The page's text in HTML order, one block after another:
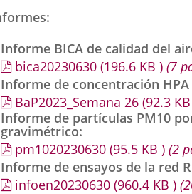
Informe BICA de calidad del
bica20230630 (196.6 KB ) (7
Informe de concentración HPA
BaP2023_Semana 26 (92.3 KB
Informe de partículas PM10
gravimétrico
pm1020230630 (95.5 KB ) (2
Informe de ensayos de la red
infoen20230630 (960.4 KB )